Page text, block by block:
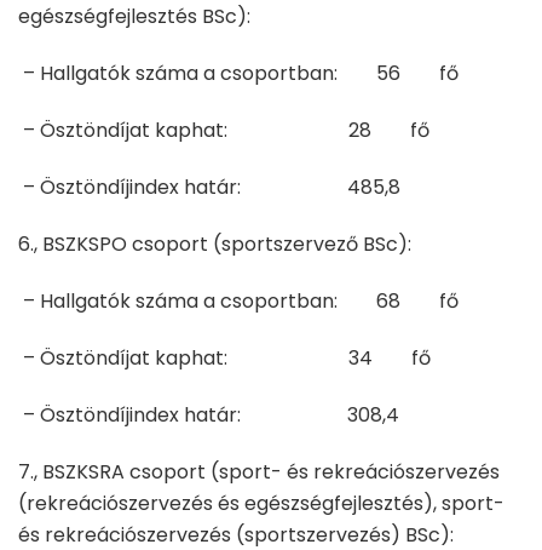
egészségfejlesztés BSc):
– Hallgatók száma a csoportban: 56 fő
– Ösztöndíjat kaphat: 28 fő
– Ösztöndíjindex határ: 485,8
6., BSZKSPO csoport (sportszervező BSc):
– Hallgatók száma a csoportban: 68 fő
– Ösztöndíjat kaphat: 34 fő
– Ösztöndíjindex határ: 308,4
7., BSZKSRA csoport (sport- és rekreációszervezés
(rekreációszervezés és egészségfejlesztés), sport-
és rekreációszervezés (sportszervezés) BSc):